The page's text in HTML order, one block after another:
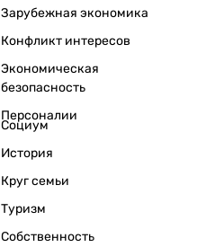
Зарубежная экономика
Конфликт интересов
Экономическая
безопасность
Персоналии
Социум
История
Круг семьи
Туризм
Собственность